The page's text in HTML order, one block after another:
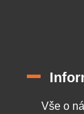
Vše o